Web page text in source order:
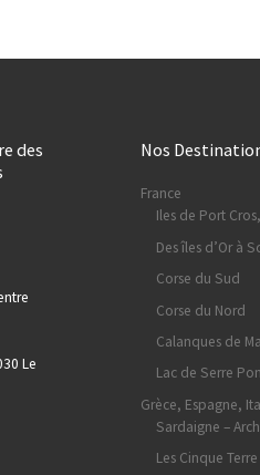
des
Le
Nos
France
Iles de Port
Des îles d’Or à
Corse du Sud
Corse du Nord
Calanques de
Lac de Serre
Grèce, Espagne,
Sardaigne –
Les Cinque Terre